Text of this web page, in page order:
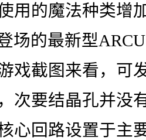
用的魔法种类增
场的最新型
戏截图来看，可
次要结晶孔并没
心回路设置于主